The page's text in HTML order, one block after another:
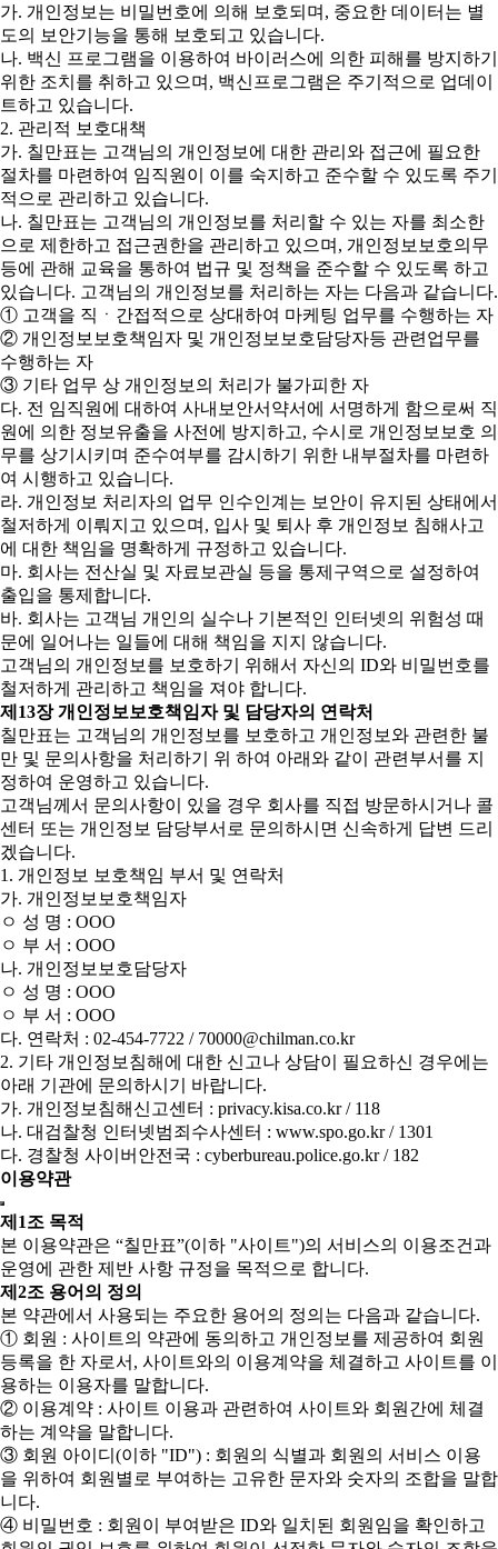
가. 개인정보는 비밀번호에 의해 보호되며, 중요한 데이터는 별
도의 보안기능을 통해 보호되고 있습니다.
나. 백신 프로그램을 이용하여 바이러스에 의한 피해를 방지하기
위한 조치를 취하고 있으며, 백신프로그램은 주기적으로 업데이
트하고 있습니다.
2. 관리적 보호대책
가. 칠만표는 고객님의 개인정보에 대한 관리와 접근에 필요한
절차를 마련하여 임직원이 이를 숙지하고 준수할 수 있도록 주기
적으로 관리하고 있습니다.
나. 칠만표는 고객님의 개인정보를 처리할 수 있는 자를 최소한
으로 제한하고 접근권한을 관리하고 있으며, 개인정보보호의무
등에 관해 교육을 통하여 법규 및 정책을 준수할 수 있도록 하고
있습니다. 고객님의 개인정보를 처리하는 자는 다음과 같습니다.
① 고객을 직ㆍ간접적으로 상대하여 마케팅 업무를 수행하는 자
② 개인정보보호책임자 및 개인정보보호담당자등 관련업무를
수행하는 자
③ 기타 업무 상 개인정보의 처리가 불가피한 자
다. 전 임직원에 대하여 사내보안서약서에 서명하게 함으로써 직
원에 의한 정보유출을 사전에 방지하고, 수시로 개인정보보호 의
무를 상기시키며 준수여부를 감시하기 위한 내부절차를 마련하
여 시행하고 있습니다.
라. 개인정보 처리자의 업무 인수인계는 보안이 유지된 상태에서
철저하게 이뤄지고 있으며, 입사 및 퇴사 후 개인정보 침해사고
에 대한 책임을 명확하게 규정하고 있습니다.
마. 회사는 전산실 및 자료보관실 등을 통제구역으로 설정하여
출입을 통제합니다.
바. 회사는 고객님 개인의 실수나 기본적인 인터넷의 위험성 때
문에 일어나는 일들에 대해 책임을 지지 않습니다.
고객님의 개인정보를 보호하기 위해서 자신의 ID와 비밀번호를
철저하게 관리하고 책임을 져야 합니다.
제13장 개인정보보호책임자 및 담당자의 연락처
칠만표는 고객님의 개인정보를 보호하고 개인정보와 관련한 불
만 및 문의사항을 처리하기 위 하여 아래와 같이 관련부서를 지
정하여 운영하고 있습니다.
고객님께서 문의사항이 있을 경우 회사를 직접 방문하시거나 콜
센터 또는 개인정보 담당부서로 문의하시면 신속하게 답변 드리
겠습니다.
1. 개인정보 보호책임 부서 및 연락처
가. 개인정보보호책임자
ㅇ 성 명 : OOO
ㅇ 부 서 : OOO
나. 개인정보보호담당자
ㅇ 성 명 : OOO
ㅇ 부 서 : OOO
다. 연락처 : 02-454-7722 / 70000@chilman.co.kr
2. 기타 개인정보침해에 대한 신고나 상담이 필요하신 경우에는
아래 기관에 문의하시기 바랍니다.
가. 개인정보침해신고센터 : privacy.kisa.co.kr / 118
나. 대검찰청 인터넷범죄수사센터 : www.spo.go.kr / 1301
다. 경찰청 사이버안전국 : cyberbureau.police.go.kr / 182
이용약관
제1조 목적
본 이용약관은 “칠만표”(이하 "사이트")의 서비스의 이용조건과
운영에 관한 제반 사항 규정을 목적으로 합니다.
제2조 용어의 정의
본 약관에서 사용되는 주요한 용어의 정의는 다음과 같습니다.
① 회원 : 사이트의 약관에 동의하고 개인정보를 제공하여 회원
등록을 한 자로서, 사이트와의 이용계약을 체결하고 사이트를 이
용하는 이용자를 말합니다.
② 이용계약 : 사이트 이용과 관련하여 사이트와 회원간에 체결
하는 계약을 말합니다.
③ 회원 아이디(이하 "ID") : 회원의 식별과 회원의 서비스 이용
을 위하여 회원별로 부여하는 고유한 문자와 숫자의 조합을 말합
니다.
④ 비밀번호 : 회원이 부여받은 ID와 일치된 회원임을 확인하고